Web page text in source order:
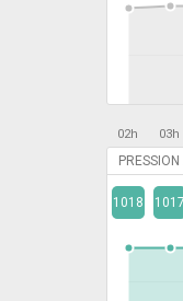
02h 03h
1018 1017